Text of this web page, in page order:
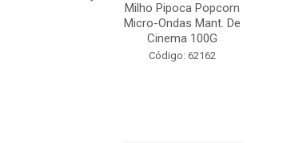
Milho Pipoca Popcorn
Micro-Ondas Mant. De
Cinema 100G
Código: 62162